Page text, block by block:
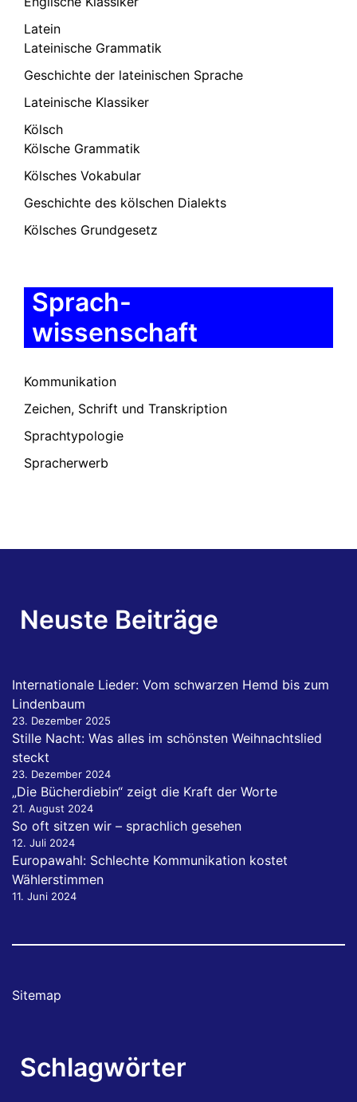
Latein
Lateinische Grammatik
Geschichte der lateinischen Sprache
Lateinische Klassiker
Kölsch
Kölsche Grammatik
Kölsches Vokabular
Geschichte des kölschen Dialekts
Kölsches Grundgesetz
Sprach-
wissenschaft
Kommunikation
Zeichen, Schrift und Transkription
Sprachtypologie
Spracherwerb
Neuste Beiträge
Internationale Lieder: Vom schwarzen Hemd bis zum
Lindenbaum
23. Dezember 2025
Stille Nacht: Was alles im schönsten Weihnachtslied
steckt
23. Dezember 2024
„Die Bücherdiebin“ zeigt die Kraft der Worte
21. August 2024
So oft sitzen wir – sprachlich gesehen
12. Juli 2024
Europawahl: Schlechte Kommunikation kostet
Wählerstimmen
11. Juni 2024
Sitemap
Schlagwörter